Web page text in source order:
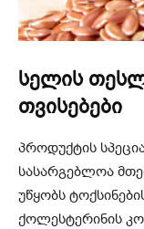
სელის
თვისებები
პროდუქტის
სასარგებლოა
უწყობს
ქოლესტერინის